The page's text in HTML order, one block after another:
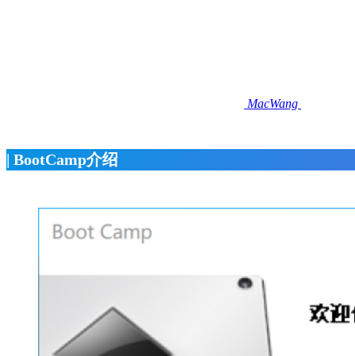
MacWang
| BootCamp介绍